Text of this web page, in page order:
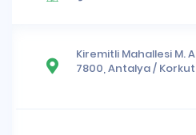
Kiremitli Mahallesi M.
7800,Antalya/